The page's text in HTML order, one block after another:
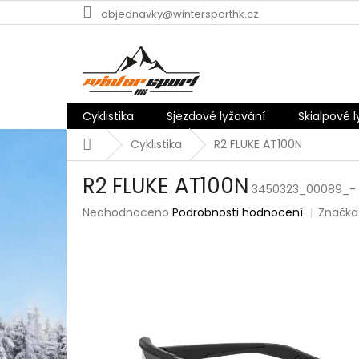
na
objednavky@wintersporthk.cz
Cyklistika Sjezdové lyžování Skialpové
DomůCyklistika R2 FLUKE AT100N
R2 FLUKE AT100N 3450323_00089_-
Průměrné
Neohodnoceno Podrobnosti hodnocení